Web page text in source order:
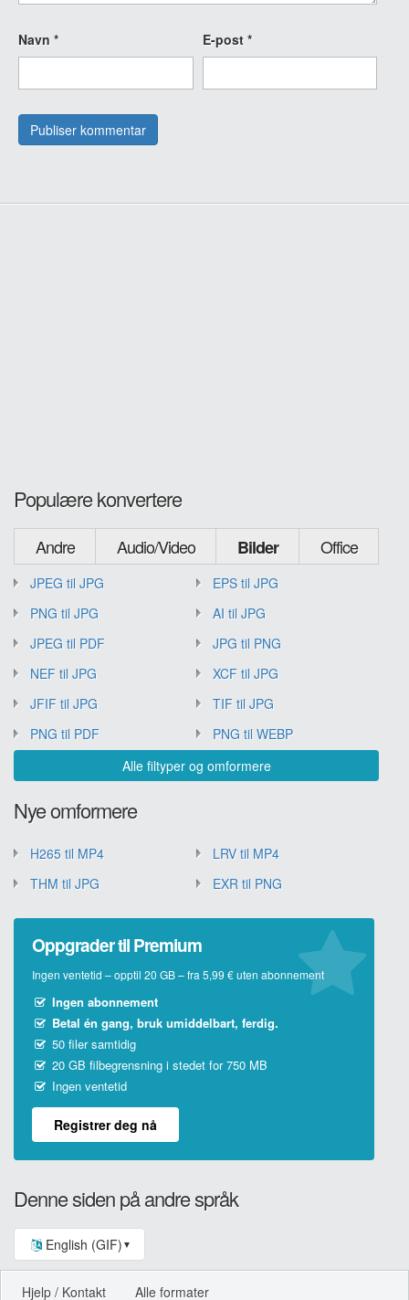
Navn * E-post *
Populære konvertere
Andre Audio/Video Bilder Office
JPEG til JPG
EPS til JPG
PNG til JPG
AI til JPG
JPEG til PDF
JPG til PNG
NEF til JPG
XCF til JPG
JFIF til JPG
TIF til JPG
PNG til PDF
PNG til WEBP
Alle filtyper og omformere
Nye omformere
H265 til MP4
LRV til MP4
THM til JPG
EXR til PNG
Oppgrader til Premium
Ingen ventetid – opptil 20 GB – fra 5,99 € uten abonnement
Ingen abonnement
Betal én gang, bruk umiddelbart, ferdig.
50 filer samtidig
20 GB filbegrensning i stedet for 750 MB
Ingen ventetid
Registrer deg nå
Denne siden på andre språk
English (GIF) ▼
Hjelp / Kontakt Alle formater